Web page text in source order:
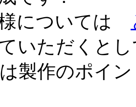
については
いただくと
製作のポイ